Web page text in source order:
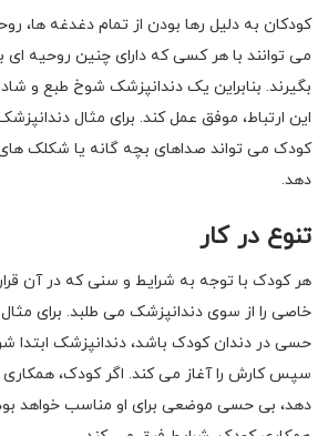
کودکان به دلیل رها بودن از تمام دغدغه ها،
می توانند با هر کسی که دارای چنین روحیه ای
بگیرند. بنابراین یک دندانپزشک شوخ طبع و شاد
این ارتباط، موفق عمل کند. برای مثال دندانپزشک
کودک می تواند صداهای بچه گانه یا شکلک
دهد.
تنوع در کار
هر کودک با توجه به شرایط و سنی که در آن قرار
خاصی را از سوی دندانپزشک می طلبد. برای مثال
حسی در دندان کودک باشد، دندانپزشک ابتدا
سپس کارش را آغاز می کند. اگر کودک،
دهد، بی حسی موضعی برای او مناسب خواهد